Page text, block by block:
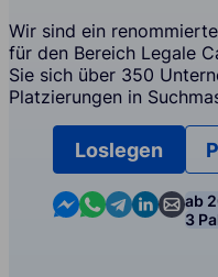
Wir sind ein
für den Bereich Legale
Sie sich über 350
Platzierungen in
Loslegen
Contact us in
Contact us in
Contact us
Contact
ab
3